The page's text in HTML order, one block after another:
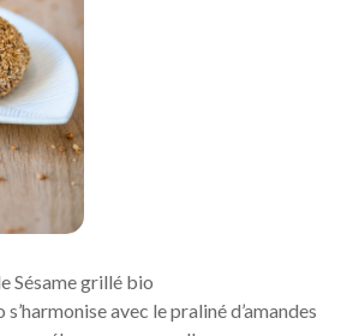
Sésame grillé bio
avec le praliné d’amandes